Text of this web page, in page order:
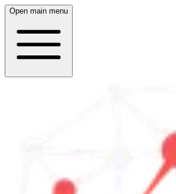
Open main menu